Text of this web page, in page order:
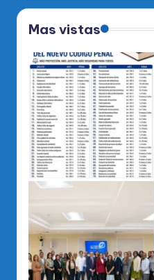
Mas vistas